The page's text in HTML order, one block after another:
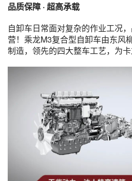
品质保障 · 超高承载
自卸车日常面对复杂的作业工况
营！乘龙M3复合型自卸车由东风
制造，领先的四大整车工艺，为卡